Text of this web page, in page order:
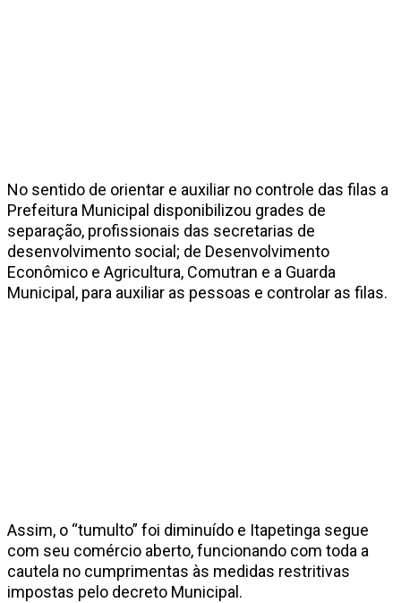
No sentido de orientar e auxiliar no controle das filas a
Prefeitura Municipal disponibilizou grades de
separação, profissionais das secretarias de
desenvolvimento social; de Desenvolvimento
Econômico e Agricultura, Comutran e a Guarda
Municipal, para auxiliar as pessoas e controlar as filas.
Assim, o “tumulto” foi diminuído e Itapetinga segue
com seu comércio aberto, funcionando com toda a
cautela no cumprimentas às medidas restritivas
impostas pelo decreto Municipal.